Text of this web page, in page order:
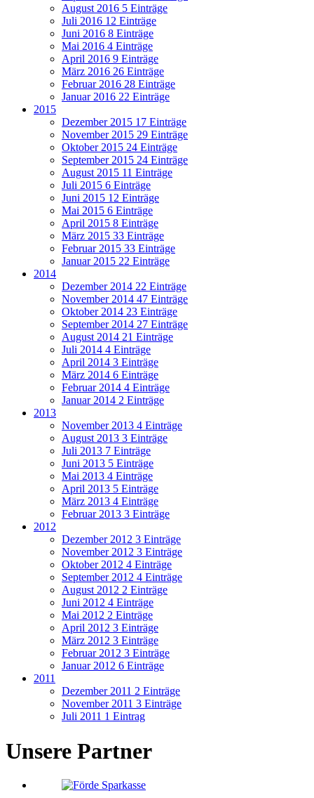
August 2016 5 Einträge
Juli 2016 12 Einträge
Juni 2016 8 Einträge
Mai 2016 4 Einträge
April 2016 9 Einträge
März 2016 26 Einträge
Februar 2016 28 Einträge
Januar 2016 22 Einträge
2015
Dezember 2015 17 Einträge
November 2015 29 Einträge
Oktober 2015 24 Einträge
September 2015 24 Einträge
August 2015 11 Einträge
Juli 2015 6 Einträge
Juni 2015 12 Einträge
Mai 2015 6 Einträge
April 2015 8 Einträge
März 2015 33 Einträge
Februar 2015 33 Einträge
Januar 2015 22 Einträge
2014
Dezember 2014 22 Einträge
November 2014 47 Einträge
Oktober 2014 23 Einträge
September 2014 27 Einträge
August 2014 21 Einträge
Juli 2014 4 Einträge
April 2014 3 Einträge
März 2014 6 Einträge
Februar 2014 4 Einträge
Januar 2014 2 Einträge
2013
November 2013 4 Einträge
August 2013 3 Einträge
Juli 2013 7 Einträge
Juni 2013 5 Einträge
Mai 2013 4 Einträge
April 2013 5 Einträge
März 2013 4 Einträge
Februar 2013 3 Einträge
2012
Dezember 2012 3 Einträge
November 2012 3 Einträge
Oktober 2012 4 Einträge
September 2012 4 Einträge
August 2012 2 Einträge
Juni 2012 4 Einträge
Mai 2012 2 Einträge
April 2012 3 Einträge
März 2012 3 Einträge
Februar 2012 3 Einträge
Januar 2012 6 Einträge
2011
Dezember 2011 2 Einträge
November 2011 3 Einträge
Juli 2011 1 Eintrag
Unsere Partner